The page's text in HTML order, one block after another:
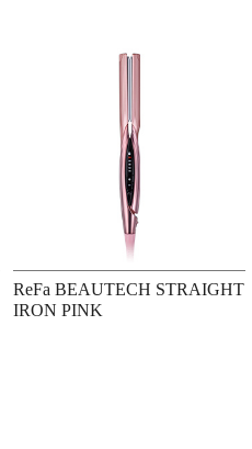
ReFa BEAUTECH STRAIGHT
IRON PINK